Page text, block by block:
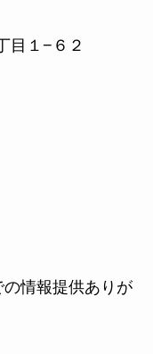
目１−６２
の情報提供ありが